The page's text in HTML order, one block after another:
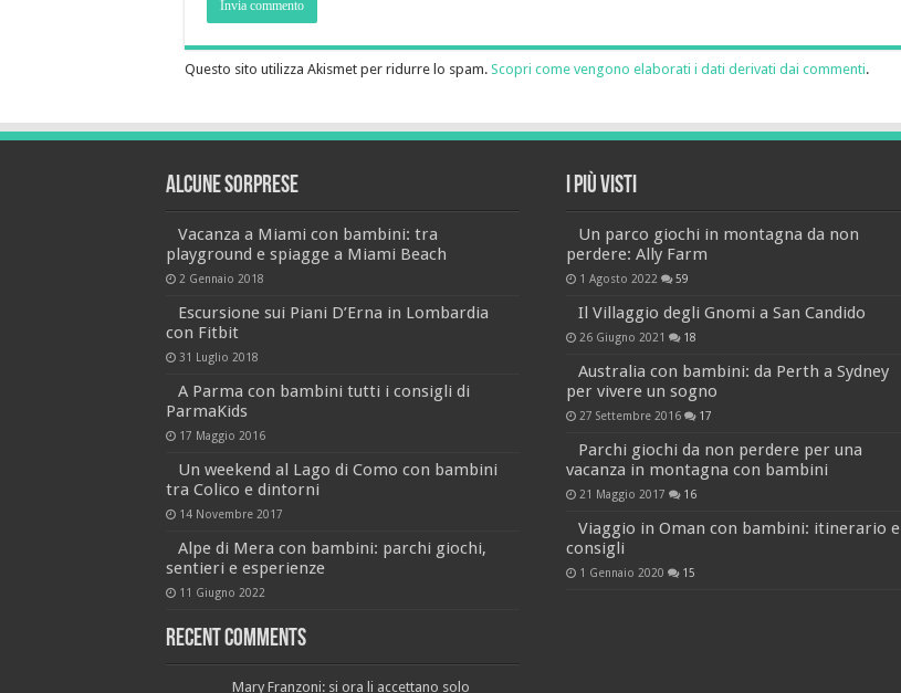
Questo sito utilizza Akismet per ridurre lo spam. Scopri come vengono elaborati i dati derivati dai commenti.
Alcune sorprese
Vacanza a Miami con bambini: tra
playground e spiagge a Miami Beach
2 Gennaio 2018
Escursione sui Piani D’Erna in Lombardia
con Fitbit
31 Luglio 2018
A Parma con bambini tutti i consigli di
ParmaKids
17 Maggio 2016
Un weekend al Lago di Como con bambini
tra Colico e dintorni
14 Novembre 2017
Alpe di Mera con bambini: parchi giochi,
sentieri e esperienze
11 Giugno 2022
Recent Comments
Mary Franzoni: si ora li accettano solo
I più visti
Un parco giochi in montagna da non
perdere: Ally Farm
1 Agosto 2022 59
Il Villaggio degli Gnomi a San Candido
26 Giugno 2021 18
Australia con bambini: da Perth a Sydney
per vivere un sogno
27 Settembre 2016 17
Parchi giochi da non perdere per una
vacanza in montagna con bambini
21 Maggio 2017 16
Viaggio in Oman con bambini: itinerario e
consigli
1 Gennaio 2020 15